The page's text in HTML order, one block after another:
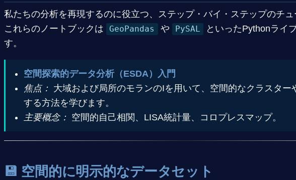
私たちの分析を再現するのに役立つ、ステップ・バイ・ステップのチュ
これらのノートブックは
GeoPandas や PySAL
といったPythonライ
す。
空間探索的データ分析（ESDA）入門
焦点： 大域および局所のモランのIを用いて、空間的なクラスター
する方法を学びます。
主要概念： 空間的自己相関、LISA統計量、コロプレスマップ。
💾 空間的に明示的なデータセット